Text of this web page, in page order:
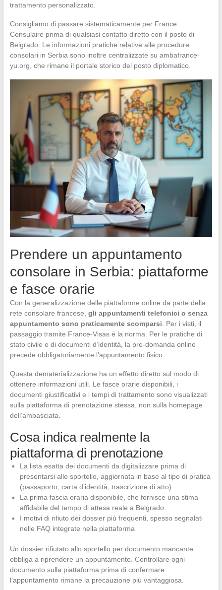
trattamento personalizzato.
Consigliamo di passare sistematicamente per France
Consulaire prima di qualsiasi contatto diretto con il posto di
Belgrado. Le informazioni pratiche relative alle procedure
consolari in Serbia sono inoltre centralizzate su ambafrance-
yu.org, che rimane il portale storico del posto diplomatico.
Prendere un appuntamento
consolare in Serbia: piattaforme
e fasce orarie
Con la generalizzazione delle piattaforme online da parte della
rete consolare francese, gli appuntamenti telefonici o senza
appuntamento sono praticamente scomparsi . Per i visti, il
passaggio tramite France-Visas è la norma. Per le pratiche di
stato civile e di documenti d’identità, la pre-domanda online
precede obbligatoriamente l’appuntamento fisico.
Questa dematerializzazione ha un effetto diretto sul modo di
ottenere informazioni utili. Le fasce orarie disponibili, i
documenti giustificativi e i tempi di trattamento sono visualizzati
sulla piattaforma di prenotazione stessa, non sulla homepage
dell’ambasciata.
Cosa indica realmente la
piattaforma di prenotazione
La lista esatta dei documenti da digitalizzare prima di
presentarsi allo sportello, aggiornata in base al tipo di pratica
(passaporto, carta d’identità, trascrizione di atto)
La prima fascia oraria disponibile, che fornisce una stima
affidabile del tempo di attesa reale a Belgrado
I motivi di rifiuto dei dossier più frequenti, spesso segnalati
nelle FAQ integrate nella piattaforma
Un dossier rifiutato allo sportello per documento mancante
obbliga a riprendere un appuntamento. Controllare ogni
documento sulla piattaforma prima di confermare
l’appuntamento rimane la precauzione più vantaggiosa.